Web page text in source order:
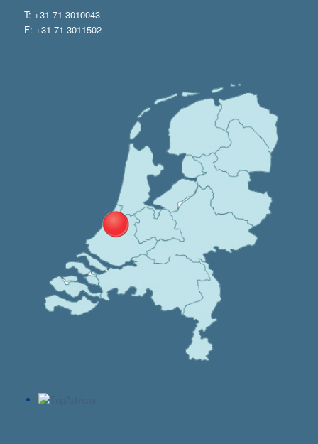
T: +31 71 3010043
F: +31 71 3011502